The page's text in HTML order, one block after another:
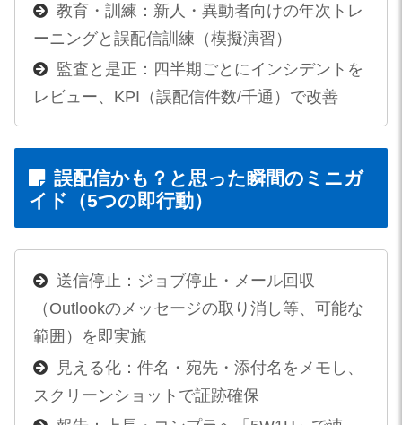
教育・訓練：新人・異動者向けの年次トレ
ーニングと誤配信訓練（模擬演習）
監査と是正：四半期ごとにインシデントを
レビュー、KPI（誤配信件数/千通）で改善
誤配信かも？と思った瞬間のミニガ
イド（5つの即行動）
送信停止：ジョブ停止・メール回収
（Outlookのメッセージの取り消し等、可能な
範囲）を即実施
見える化：件名・宛先・添付名をメモし、
スクリーンショットで証跡確保